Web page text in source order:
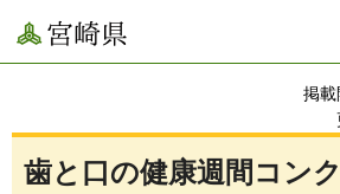
宮崎県
掲載
歯と口の健康週間コン